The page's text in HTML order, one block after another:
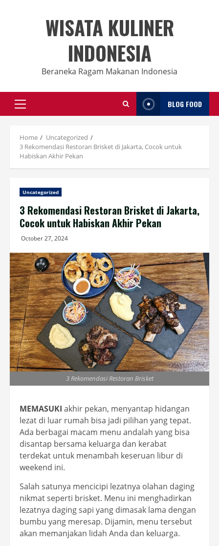
WISATA KULINER
INDONESIA
Beraneka Ragam Makanan Indonesia
Primary
Menu
BLOG FOOD
Home
Uncategorized
3 Rekomendasi Restoran Brisket di Jakarta, Cocok untuk
Habiskan Akhir Pekan
Uncategorized
3 Rekomendasi Restoran Brisket di Jakarta,
Cocok untuk Habiskan Akhir Pekan
October 27, 2024
3 Rekomendasi Restoran Brisket
MEMASUKI akhir pekan, menyantap hidangan
lezat di luar rumah bisa jadi pilihan yang tepat.
Ada berbagai macam menu andalah yang bisa
disantap bersama keluarga dan kerabat
terdekat untuk menambah keseruan libur di
weekend ini.
Salah satunya mencicipi lezatnya olahan daging
nikmat seperti brisket. Menu ini menghadirkan
lezatnya daging sapi yang dimasak lama dengan
bumbu yang meresap. Dijamin, menu tersebut
akan memanjakan lidah Anda dan keluarga.